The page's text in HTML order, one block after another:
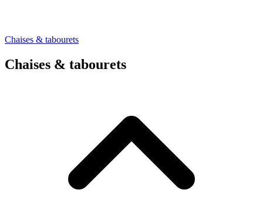
Chaises & tabourets
Chaises & tabourets